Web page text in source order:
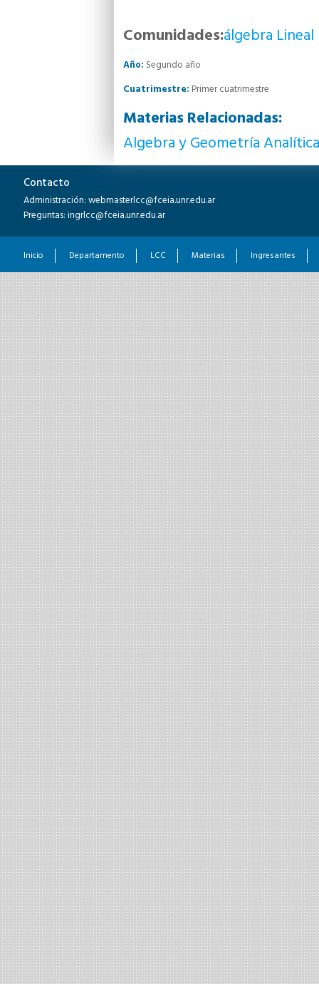
Comunidades:álgebra Lineal
Año: Segundo año
Cuatrimestre: Primer cuatrimestre
Materias Relacionadas:
Algebra y Geometrí­a
Contacto
Administración: webmasterlcc@fceia.unr.edu.ar
Preguntas: ingrlcc@fceia.unr.edu.ar
Inicio Departamento LCC Materias Ingresantes